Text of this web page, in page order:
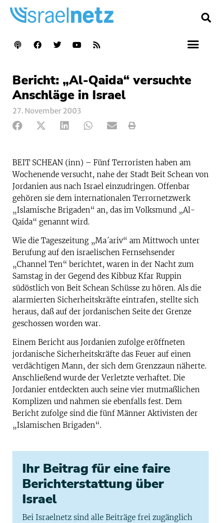
Bericht: „Al-Qaida“ versuchte
Anschläge in Israel
27. November 2003
BEIT SCHEAN (inn) – Fünf Terroristen haben am
Wochenende versucht, nahe der Stadt Beit Schean von
Jordanien aus nach Israel einzudringen. Offenbar
gehören sie dem internationalen Terrornetzwerk
„Islamische Brigaden“ an, das im Volksmund „Al-
Qaida“ genannt wird.
Wie die Tageszeitung „Ma´ariv“ am Mittwoch unter
Berufung auf den israelischen Fernsehsender
„Channel Ten“ berichtet, waren in der Nacht zum
Samstag in der Gegend des Kibbuz Kfar Ruppin
südöstlich von Beit Schean Schüsse zu hören. Als die
alarmierten Sicherheitskräfte eintrafen, stellte sich
heraus, daß auf der jordanischen Seite der Grenze
geschossen worden war.
Einem Bericht aus Jordanien zufolge eröffneten
jordanische Sicherheitskräfte das Feuer auf einen
verdächtigen Mann, der sich dem Grenzzaun näherte.
Anschließend wurde der Verletzte verhaftet. Die
Jordanier entdeckten auch seine vier mutmaßlichen
Komplizen und nahmen sie ebenfalls fest. Dem
Bericht zufolge sind die fünf Männer Aktivisten der
„Islamischen Brigaden“.
Ihr Beitrag für eine faire
Berichterstattung über
Israel
Bei Israelnetz sind alle Beiträge frei zugänglich